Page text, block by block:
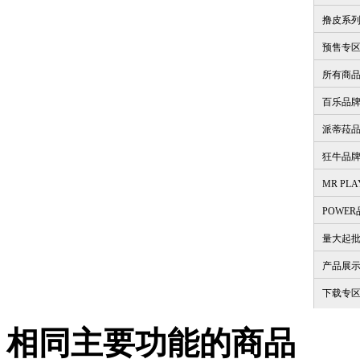
撸皮系列
预售专区
所有商品
百乐品牌
派蒂菈
狂牛品牌
MR
POWER
量大起批
产品展
下载专区
相同主要功能的商品